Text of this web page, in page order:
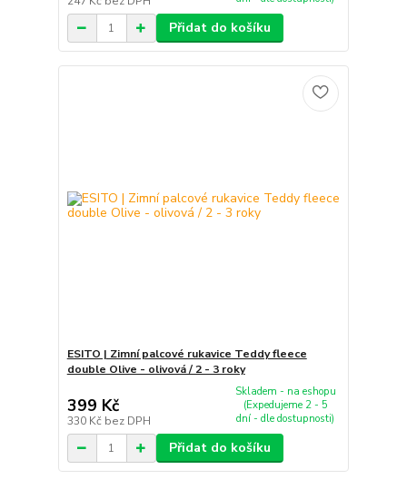
Přidat do košíku
ESITO | Zimní palcové rukavice Teddy fleece
double Olive - olivová / 2 - 3 roky
399 Kč
330 Kč bez DPH
Skladem - na eshopu
(Expedujeme 2 - 5
dní - dle dostupnosti)
Přidat do košíku